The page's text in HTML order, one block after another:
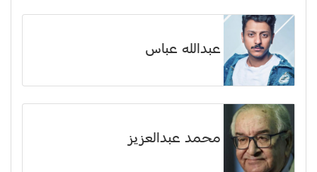
عبدالله عباس
محمد عبدالعزيز